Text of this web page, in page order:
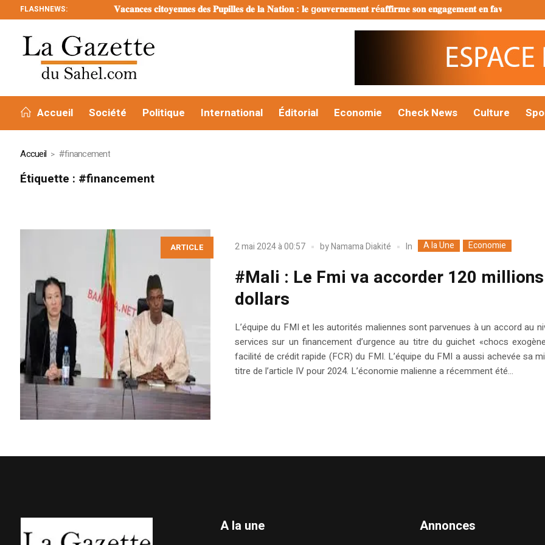
FLASHNEWS: 𝐕𝐚𝐜𝐚𝐧𝐜𝐞𝐬 𝐜𝐢𝐭𝐨𝐲𝐞𝐧𝐧𝐞𝐬 𝐝𝐞𝐬 𝐏𝐮𝐩𝐢𝐥𝐥𝐞𝐬 𝐝𝐞 𝐥𝐚 𝐍𝐚𝐭𝐢𝐨𝐧 : 𝐥𝐞 g𝐨𝐮𝐯𝐞𝐫𝐧𝐞𝐦𝐞𝐧𝐭 𝐫é𝐚𝐟𝐟𝐢𝐫𝐦𝐞 𝐬𝐨𝐧 𝐞𝐧𝐠𝐚𝐠𝐞𝐦𝐞𝐧𝐭 𝐞𝐧 𝐟𝐚𝐯𝐞𝐮𝐫 𝐝’𝐮𝐧𝐞
Accueil Société Politique International Éditorial Economie Check News Culture
Accueil #financement
Étiquette : #financement
ARTICLE 2 mai 2024 à 00:57 byNamama Diakité In A la Une Economie
#Mali : Le Fmi va accorder 120
dollars
L’équipe du FMI et les autorités maliennes sont parvenues à un accord au
services sur un financement d’urgence au titre du guichet «chocs
facilité de crédit rapide (FCR) du FMI. L’équipe du FMI a aussi achevée sa
titre de l’article IV pour 2024. L’économie malienne a récemment été...
A la une Annonces